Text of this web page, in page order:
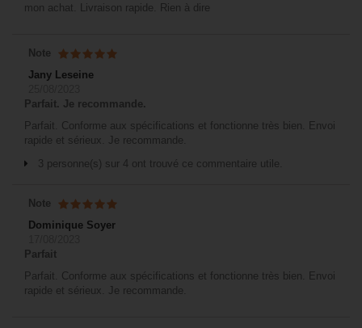
mon achat. Livraison rapide. Rien à dire
Note
Jany Leseine
Parfait. Je recommande.
Parfait. Conforme aux spécifications et fonctionne très bien. Envoi
rapide et sérieux. Je recommande.
3 personne(s) sur 4 ont trouvé ce commentaire utile.
Note
Dominique Soyer
Parfait
Parfait. Conforme aux spécifications et fonctionne très bien. Envoi
rapide et sérieux. Je recommande.